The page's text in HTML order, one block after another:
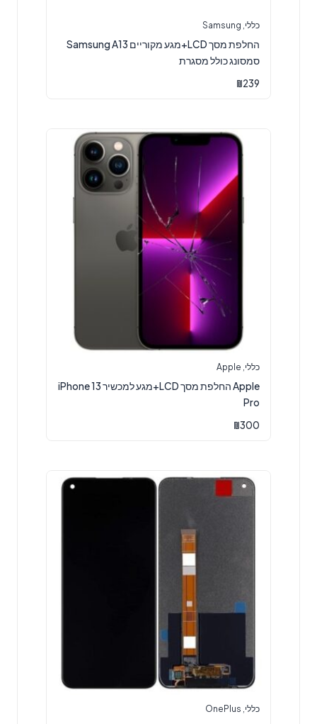
כללי,
Samsung
החלפת מסך LCD+מגע מקוריים Samsung A13
סמסונג כולל מסגרת
₪239
כללי Apple
Apple החלפת מסך LCD+מגע למכשיר iPhone 13
Pro
₪300
כללי OnePlus